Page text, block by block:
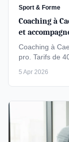
Sport & Forme
Coaching à
et
Coaching à
pro. Tarifs de
5 Apr 2026